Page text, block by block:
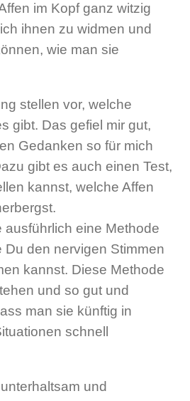
im Kopf ganz witzig
ihnen zu widmen und
wie man sie
stellen vor, welche
gibt. Das gefiel mir gut,
Gedanken so für mich
gibt es auch einen Test,
kannst, welche Affen
ausführlich eine Methode
Du den nervigen Stimmen
kannst. Diese Methode
und so gut und
man sie künftig in
schnell
und